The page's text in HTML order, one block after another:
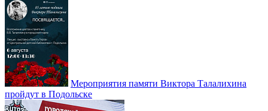
Мероприятия памяти Виктора Талалихина
пройдут в Подольске